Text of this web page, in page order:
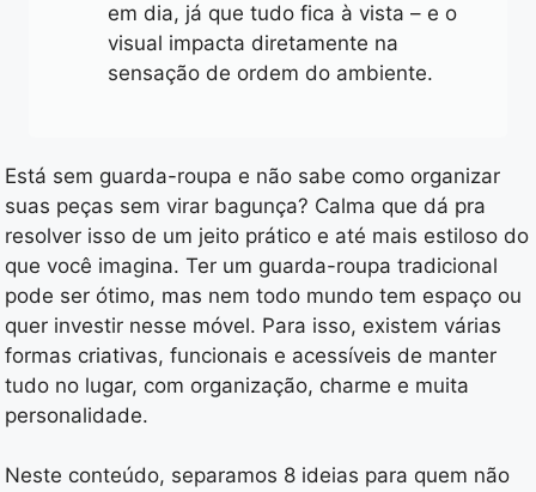
em dia, já que tudo fica à vista – e o
visual impacta diretamente na
sensação de ordem do ambiente.
Está sem guarda-roupa e não sabe como organizar
suas peças sem virar bagunça? Calma que dá pra
resolver isso de um jeito prático e até mais estiloso do
que você imagina. Ter um guarda-roupa tradicional
pode ser ótimo, mas nem todo mundo tem espaço ou
quer investir nesse móvel. Para isso, existem várias
formas criativas, funcionais e acessíveis de manter
tudo no lugar, com organização, charme e muita
personalidade.
Neste conteúdo, separamos 8 ideias para quem não